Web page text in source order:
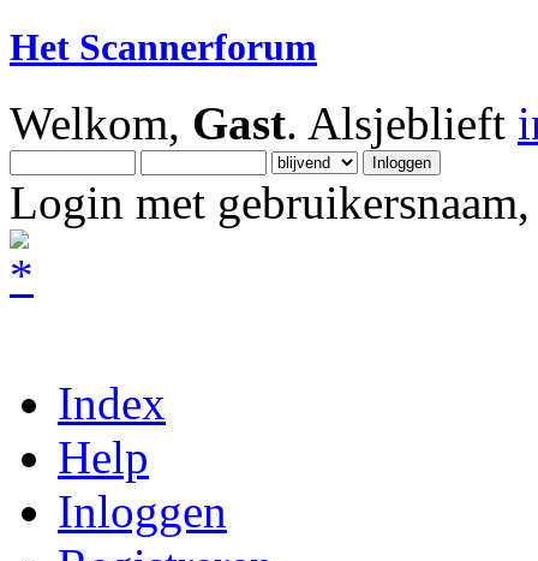
Het Scannerforum
Welkom, Gast. Alsjeblieft
Login met
Index
Help
Inloggen